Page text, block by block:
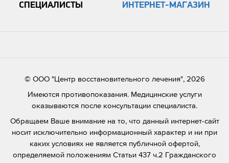
СПЕЦИАЛИСТЫ
ИНТЕРНЕТ-МАГАЗИН
© ООО "Центр восстановительного лечения", 2026
Имеются противопоказания. Медицинские услуги
оказываются после консультации специалиста.
Обращаем Ваше внимание на то, что данный интернет-сайт
носит исключительно информационный характер и ни при
каких условиях не является публичной офертой,
определяемой положениям Статьи 437 ч.2 Гражданского